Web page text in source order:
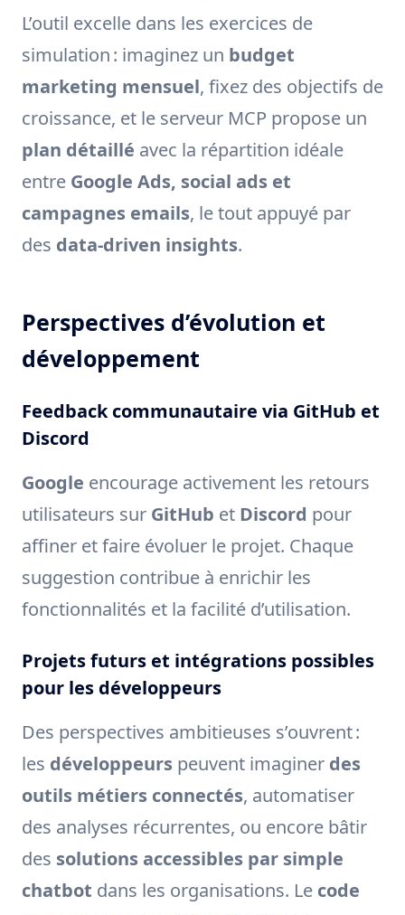
L’outil excelle dans les exercices de
simulation : imaginez un budget
marketing mensuel, fixez des objectifs de
croissance, et le serveur MCP propose un
plan détaillé avec la répartition idéale
entre Google Ads, social ads et
campagnes emails, le tout appuyé par
des data-driven insights.
Perspectives d’évolution et
développement
Feedback communautaire via GitHub et
Discord
Google encourage activement les retours
utilisateurs sur GitHub et Discord pour
affiner et faire évoluer le projet. Chaque
suggestion contribue à enrichir les
fonctionnalités et la facilité d’utilisation.
Projets futurs et intégrations possibles
pour les développeurs
Des perspectives ambitieuses s’ouvrent :
les développeurs peuvent imaginer des
outils métiers connectés, automatiser
des analyses récurrentes, ou encore bâtir
des solutions accessibles par simple
chatbot dans les organisations. Le code